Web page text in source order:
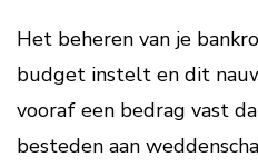
Het beheren van je
budget instelt en dit
vooraf een bedrag vast
besteden aan